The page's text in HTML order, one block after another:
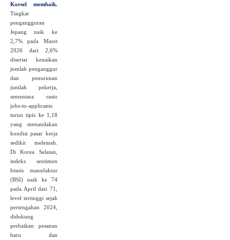
Korsel membaik.
Tingkat
pengangguran
Jepang naik ke
2,7% pada Maret
2026 dari 2,6%
disertai kenaikan
jumlah penganggur
dan penurunan
jumlah pekerja,
sementara rasio
jobs-to-applicants
turun tipis ke 1,18
yang menandakan
kondisi pasar kerja
sedikit melemah.
Di Korea Selatan,
indeks sentimen
bisnis manufaktur
(BSI) naik ke 74
pada April dari 71,
level tertinggi sejak
pertengahan 2024,
didukung
perbaikan pesanan
baru dan